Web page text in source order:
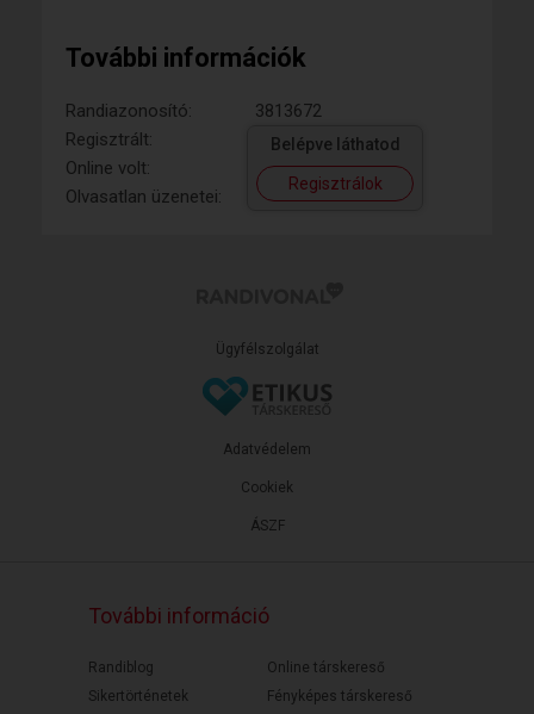
További információk
Randiazonosító:
3813672
Regisztrált:
Online volt:
Olvasatlan üzenetei:
Belépve láthatod
Regisztrálok
Ügyfélszolgálat
ÁSZF
Adatvédelem
Cookiek
További információ
Randiblog
Sikertörténetek
Online társkereső
Fényképes társkereső